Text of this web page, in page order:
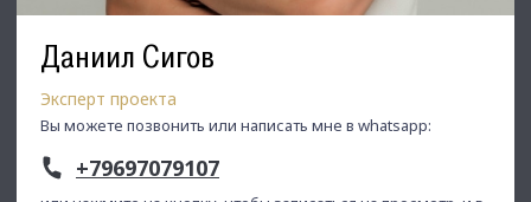
Даниил Сигов
Эксперт проекта
Вы можете позвонить или написать мне в whatsapp:
+79697079107